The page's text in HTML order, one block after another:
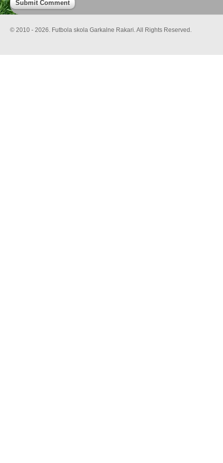
© 2010 - 2026. Futbola skola Garkalne Rakari. All Rights Reserved.